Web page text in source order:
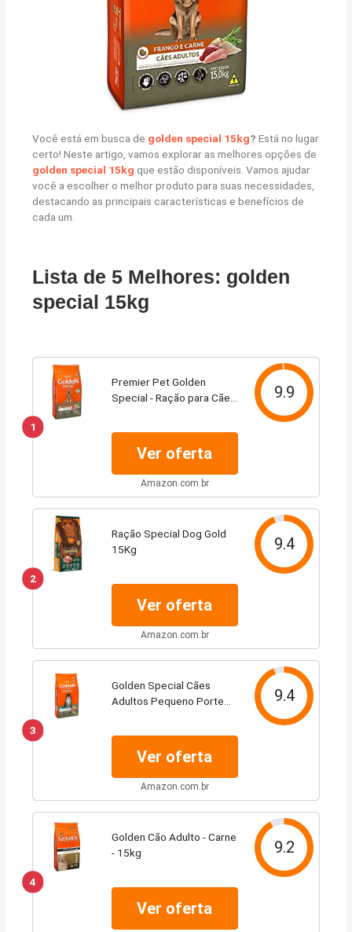
Você está em busca de golden special 15kg? Está no lugar
certo! Neste artigo, vamos explorar as melhores opções de
golden special 15kg que estão disponíveis. Vamos ajudar
você a escolher o melhor produto para suas necessidades,
destacando as principais características e benefícios de
cada um.
Lista de 5 Melhores: golden
special 15kg
1
Premier Pet Golden
Special - Ração para Cães
9.9
Ver oferta
Amazon.com.br
2
Ração Special Dog Gold
15Kg
9.4
Ver oferta
Amazon.com.br
3
Golden Special Cães
Adultos Pequeno Porte
9.4
Ver oferta
Amazon.com.br
4
Golden Cão Adulto - Carne
- 15kg
9.2
Ver oferta